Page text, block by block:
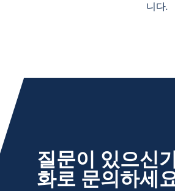
니다.
질문이 있으신
화로 문의하세